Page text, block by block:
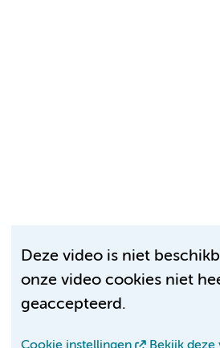
Deze video is niet
onze video cookies niet
geaccepteerd.